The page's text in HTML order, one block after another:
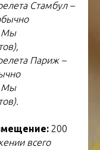
Стамбул –
Мы
Париж –
Мы
200
всего